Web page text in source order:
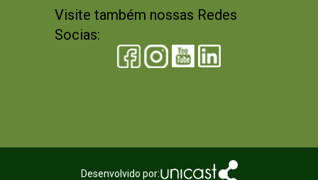
Visite também nossas Redes
Socias:
Desenvolvido por: